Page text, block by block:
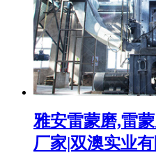
雅安雷蒙磨,雷
厂家|双澳实业